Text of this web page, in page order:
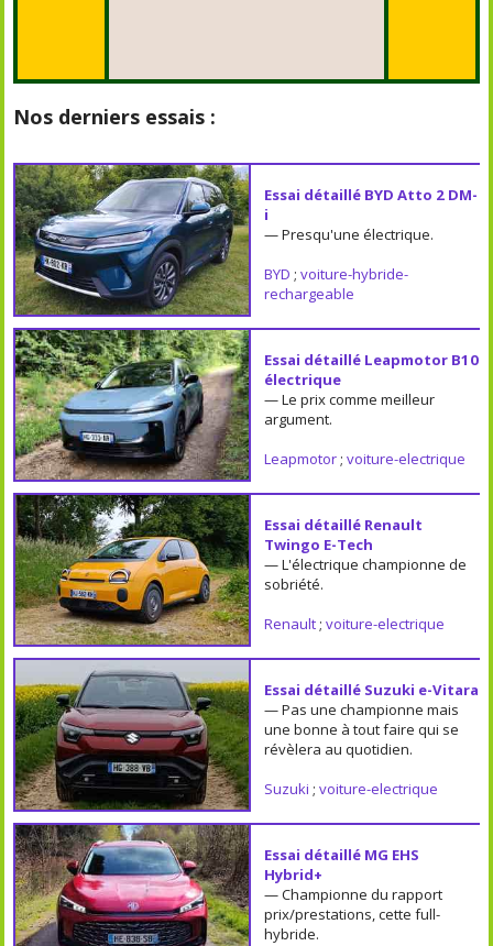
Nos derniers essais :
Essai détaillé BYD Atto 2 DM-
i
— Presqu'une électrique.
BYD ; voiture-hybride-
rechargeable
Essai détaillé Leapmotor B10
électrique
— Le prix comme meilleur
argument.
Leapmotor; voiture-electrique
Essai détaillé Renault
Twingo E-Tech
— L'électrique championne de
sobriété.
Renault; voiture-electrique
Essai détaillé Suzuki e-Vitara
— Pas une championne mais
une bonne à tout faire qui se
révèlera au quotidien.
Suzuki ; voiture-electrique
Essai détaillé MG EHS
Hybrid+
— Championne du rapport
prix/prestations, cette full-
hybride.